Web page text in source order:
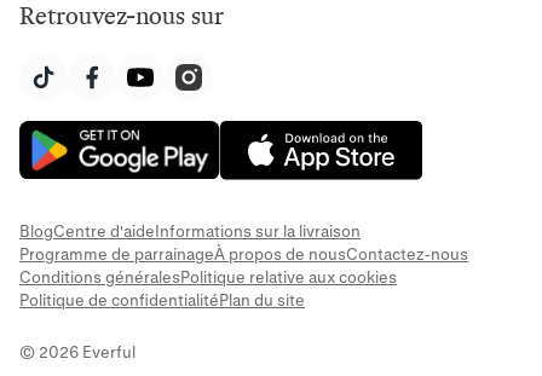
Retrouvez-nous sur
BlogCentre d'aideInformations sur la livraison
Programme de parrainageÀ propos de nousContactez-nous
Conditions généralesPolitique relative aux cookies
Politique de confidentialitéPlan du site
© 2026 Everful